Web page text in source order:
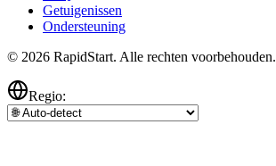
Getuigenissen
Ondersteuning
© 2026 RapidStart. Alle rechten voorbehouden.
Regio: